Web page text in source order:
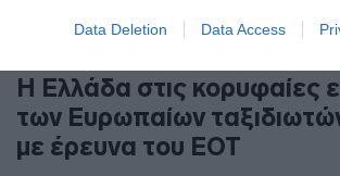
Data Deletion Data Access
Η Ελλάδα στις κορυφαίες
των Ευρωπαίων
με έρευνα του ΕΟΤ